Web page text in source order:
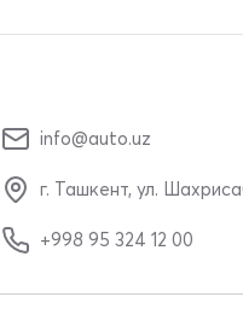
info@auto.uz
г. Ташкент, ул.
+998 95 324 12 00